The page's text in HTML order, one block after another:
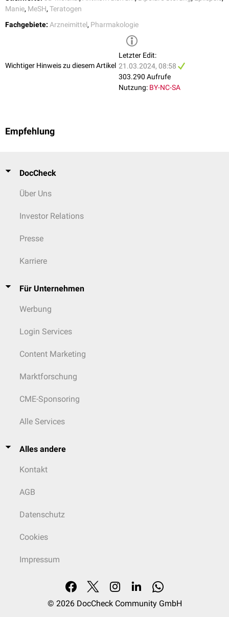
Manie, MeSH, Teratogen
Fachgebiete: Arzneimittel, Pharmakologie
Wichtiger Hinweis zu diesem Artikel
Letzter Edit:
21.03.2024, 08:58
303.290 Aufrufe
Nutzung: BY-NC-SA
Empfehlung
DocCheck
Über Uns
Investor Relations
Presse
Karriere
Für Unternehmen
Werbung
Login Services
Content Marketing
Marktforschung
CME-Sponsoring
Alle Services
Alles andere
Kontakt
AGB
Datenschutz
Cookies
Impressum
© 2026 DocCheck Community GmbH